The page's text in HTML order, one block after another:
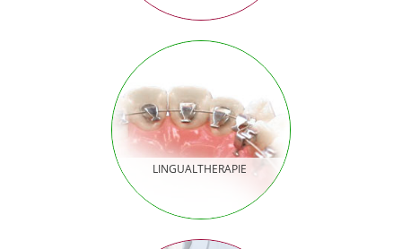
LINGUALTHERAPIE